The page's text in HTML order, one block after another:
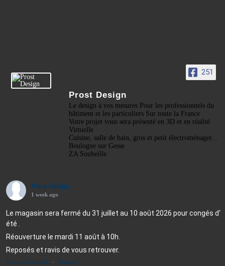
251
Prost Design
Le design à vos mesures Pour les professionnels du
bâtiment et les particuliers Sur toute la France
Votre projet vous sera présenté en 3D et en réalité
Virtuelle
Cuisine, salle de bain, gros et petit électroménager...
Boulogne sur Gesse
ZA Soubeille
Prost Design
1 week ago
Le magasin sera fermé du 31 juillet au 10 août 2026 pour congés d'
été .
Réouverture le mardi 11 août à 10h.
Reposés et ravis de vous retrouver.
Voir sur Facebook · Partager